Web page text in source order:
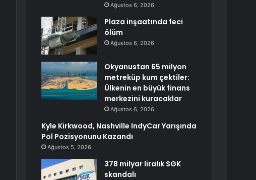
Ağustos 6, 2026
Plaza inşaatında feci
ölüm
Ağustos 6, 2026
Okyanustan 65 milyon
metreküp kum çektiler:
Ülkenin en büyük finans
merkezini kuracaklar
Ağustos 6, 2026
Kyle Kirkwood, Nashville IndyCar Yarışında
Pol Pozisyonunu Kazandı
Ağustos 5, 2026
378 milyar liralık SGK
skandalı